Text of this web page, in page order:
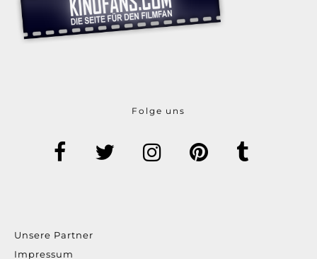
Folge uns
Unsere Partner
Impressum